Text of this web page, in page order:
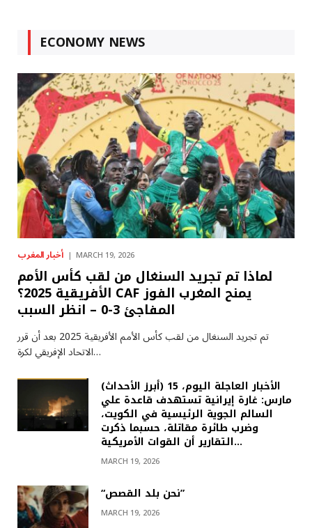
ECONOMY NEWS
أخبار المغرب MARCH 19, 2026
لماذا تم تجريد السنغال من لقب كأس الأمم
الأفريقية 2025؟ CAF يمنح المغرب الفوز
المفاجئ 3-0 – انظر السبب
تم تجريد السنغال من لقب كأس الأمم الأفريقية 2025 بعد أن قرر
الاتحاد الإفريقي لكرة…
(أبرز الأحداث) الأخبار العاجلة اليوم، 15
مارس: غارة إيرانية تستهدف قاعدة علي
السالم الجوية الرئيسية في الكويت،
وضرب طائرة مقاتلة، حسبما ذكرت
التقارير أن القوات الأمريكية…
MARCH 19, 2026
“نحن بلد القصص”
MARCH 19, 2026